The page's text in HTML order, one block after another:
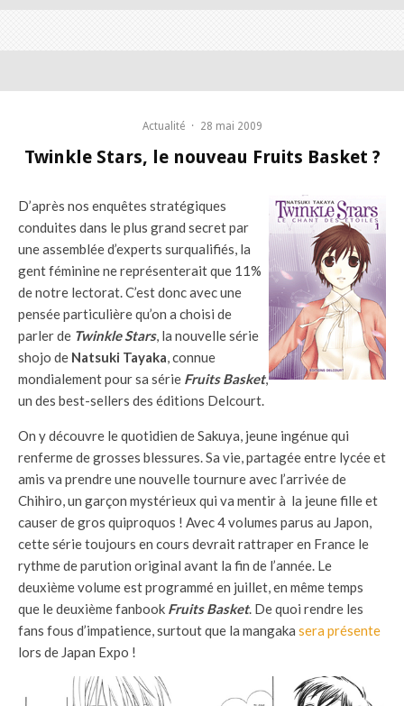
Actualité · 28 mai 2009
Twinkle Stars, le nouveau Fruits Basket ?
D’après nos enquêtes stratégiques
conduites dans le plus grand secret par
une assemblée d’experts surqualifiés, la
gent féminine ne représenterait que 11%
de notre lectorat. C’est donc avec une
pensée particulière qu’on a choisi de
parler de Twinkle Stars, la nouvelle série
shojo de Natsuki Tayaka, connue
mondialement pour sa série Fruits Basket,
un des best-sellers des éditions Delcourt.
On y découvre le quotidien de Sakuya, jeune ingénue qui
renferme de grosses blessures. Sa vie, partagée entre lycée et
amis va prendre une nouvelle tournure avec l’arrivée de
Chihiro, un garçon mystérieux qui va mentir à la jeune fille et
causer de gros quiproquos ! Avec 4 volumes parus au Japon,
cette série toujours en cours devrait rattraper en France le
rythme de parution original avant la fin de l’année. Le
deuxième volume est programmé en juillet, en même temps
que le deuxième fanbook Fruits Basket. De quoi rendre les
fans fous d’impatience, surtout que la mangaka sera présente
lors de Japan Expo !